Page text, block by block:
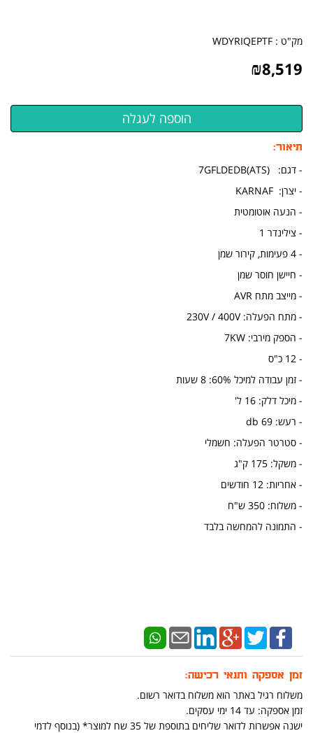
מק"ט : WDYRIQEPTF
₪8,519
תיאור:
- דגם: 7GFLDEDB(ATS)
- יצרן: KARNAF
- הנעה אוטומטית
- צילינדר 1
- 4 פעימות, קירור שמן
- חיישן חוסר שמן
- מייצב מתח AVR
- מתח הפעלה: 230V / 400V
- הספק מירבי: 7KW
- 12 כ"ס
- זמן עבודה למיכל 60%: 8 שעות
- מיכל דלק: 16 ל'
- רעש: 69 db
- סטרטר הפעלה: חשמלי
- משקל: 175 ק"ג
- אחריות: 12 חודשים
- משלוח: 350 ש"ח
- התמונה להמחשה בלבד
זמן אספקה ותנאי רכישה:
משלוח רגיל באתר הוא משלוח בדואר רשום.
זמן אספקה: עד 14 ימי עסקים.
ישנה אפשרות לדואר שליחים בתוספת של 35 שח למוצר* (בנוסף לדמי